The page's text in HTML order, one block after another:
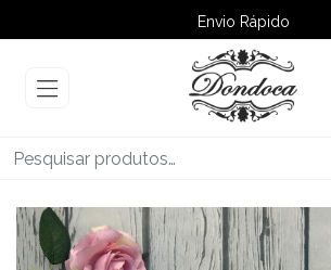
Envio Rápido
➚ Ofertas– Até 60% OFF